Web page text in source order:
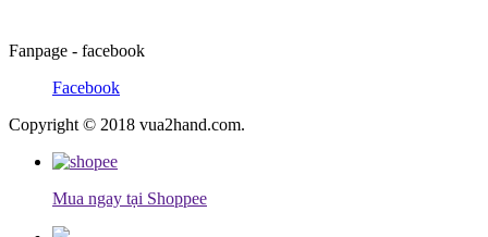
Fanpage - facebook
Facebook
Copyright © 2018 vua2hand.com.
Mua ngay tại Shoppee